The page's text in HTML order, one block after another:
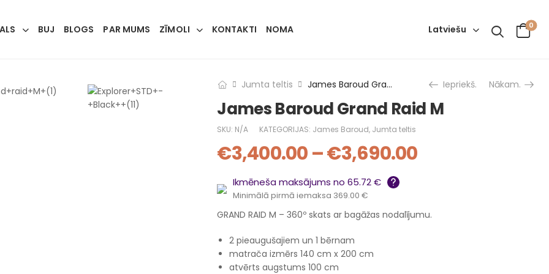
BUJ BLOGS PAR MUMS ZĪMOLI KONTAKTI NOMA Latviešu 0
Jumta teltis James Baroud Grand Raid M Iepriekš. Nākam.
James Baroud Grand Raid M
SKU: N/A KATEGORIJAS: James Baroud, Jumta teltis
€3,400.00–€3,690.00
Ikmēneša maksājums no 65.72 €
Minimālā pirmā iemaksa 369.00 €
GRAND RAID M – 360º skats ar bagāžas nodalījumu.
2 pieaugušajiem un 1 bērnam
matrača izmērs 140 cm x 200 cm
atvērts augstums 100 cm